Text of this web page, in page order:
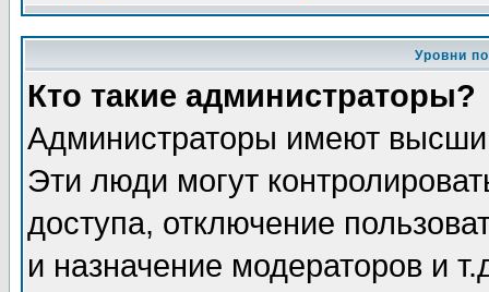
Уровни
Кто такие администраторы?
Администраторы имеют
Эти люди могут
доступа, отключение
и назначение модераторов и